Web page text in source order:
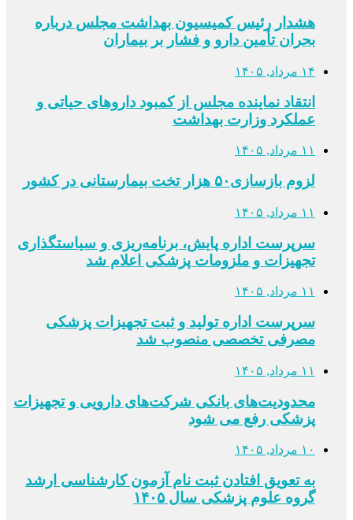
هشدار رئیس کمیسیون بهداشت مجلس درباره
بحران تأمین دارو و فشار بر بیماران
۱۴ مرداد, ۱۴۰۵
انتقاد نماینده مجلس از کمبود داروهای حیاتی و
عملکرد وزارت بهداشت
۱۱ مرداد, ۱۴۰۵
لزوم بازسازی۵۰ هزار تخت بیمارستانی در کشور
۱۱ مرداد, ۱۴۰۵
سرپرست اداره پایش، برنامه‌ریزی و سیاستگذاری
تجهیزات و ملزومات پزشکی اعلام شد
۱۱ مرداد, ۱۴۰۵
سرپرست اداره تولید و ثبت تجهیزات پزشکی
مصرفی تخصصی منصوب شد
۱۱ مرداد, ۱۴۰۵
محدودیت‌های بانکی شرکت‌های دارویی و تجهیزات
پزشکی رفع می شود
۱۰ مرداد, ۱۴۰۵
به تعویق افتادن ثبت نام آزمون کارشناسی ارشد
گروه علوم پزشکی سال ۱۴۰۵